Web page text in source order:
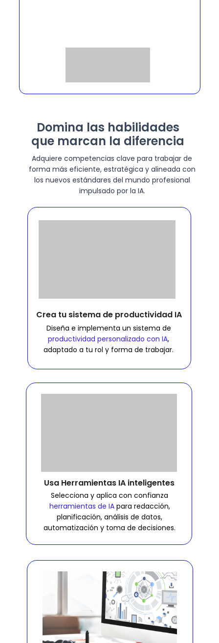
Domina las habilidades
que marcan la diferencia
Adquiere competencias clave para trabajar de
forma más eficiente, estratégica y alineada con
los nuevos estándares del mundo profesional
impulsado por la IA.
Crea tu sistema de productividad IA
Usa Herramientas IA inteligentes
Diseña e implementa un sistema de
productividad personalizado con IA,
adaptado a tu rol y forma de trabajar.
Selecciona y aplica con confianza
herramientas de IApara redacción,
planificación, análisis de datos,
automatización y toma de decisiones.